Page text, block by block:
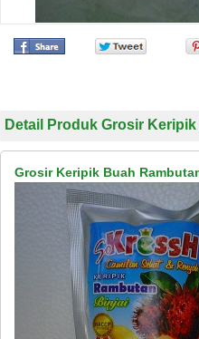
Detail Produk Grosir
Grosir Keripik Buah